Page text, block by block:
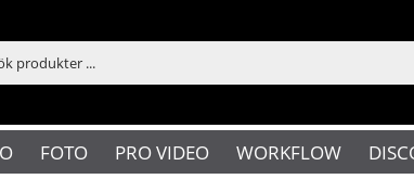
FOTO PRO VIDEO WORKFLOW